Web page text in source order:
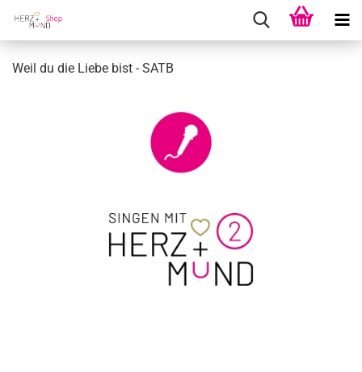
Weil du die Liebe bist - SATB